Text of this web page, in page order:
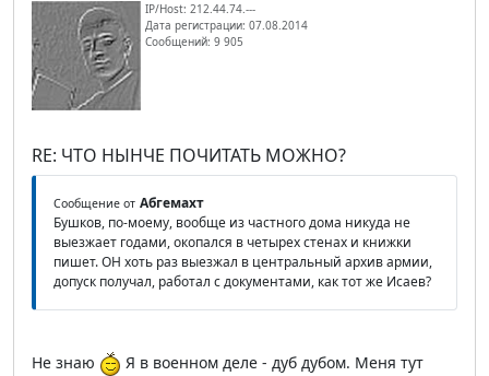
IP/Host: 212.44.74.---
Дата регистрации: 07.08.2014
Сообщений: 9 905
RE: ЧТО НЫНЧЕ ПОЧИТАТЬ МОЖНО?
Сообщение от Абгемахт
Бушков, по-моему, вообще из частного дома никуда не
выезжает годами, окопался в четырех стенах и книжки
пишет. ОН хоть раз выезжал в центральный архив армии,
допуск получал, работал с документами, как тот же Исаев?
Не знаю
Я в военном деле - дуб дубом. Меня тут